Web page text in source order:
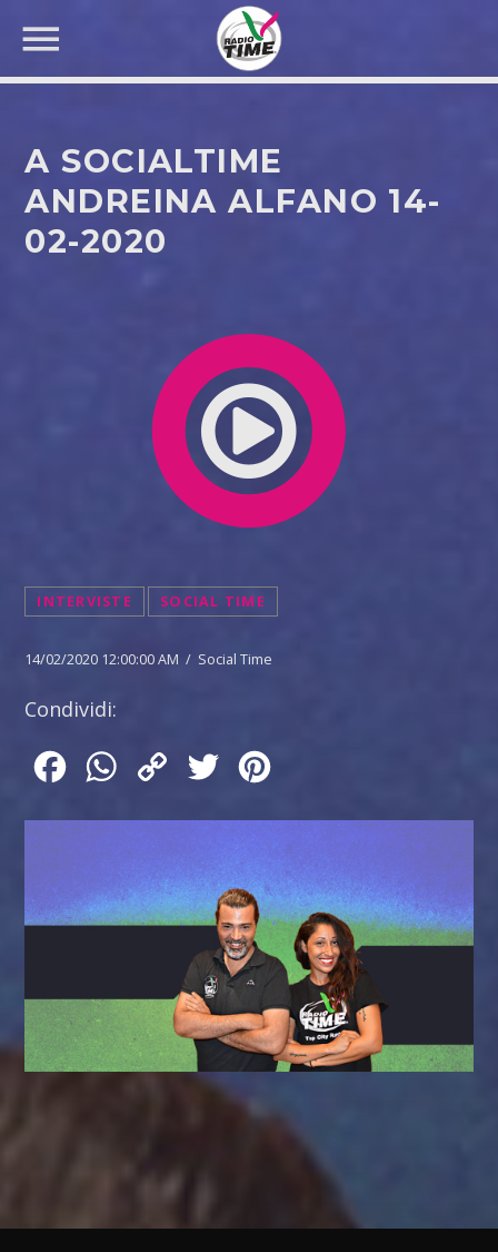
CERCA NEL SITO WEB:
A SOCIALTIME
ANDREINA ALFANO 14-
02-2020
INTERVISTE SOCIAL TIME
14/02/2020 12:00:00 AM / Social Time
Condividi:
FacebookWhatsApp
Copy
Twitter